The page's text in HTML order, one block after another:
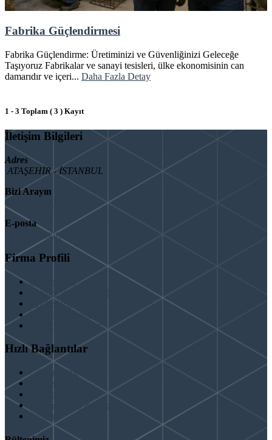
Fabrika Güçlendirmesi
Fabrika Güçlendirme: Üretiminizi ve Güvenliğinizi Geleceğe
Taşıyoruz Fabrikalar ve sanayi tesisleri, ülke ekonomisinin can
damarıdır ve içeri... Daha Fazla Detay
1 - 3 Toplam ( 3 ) Kayıt
İletişim Bilgileri
Adres
ATAŞEHİR - İSTANBUL
Bizi Arayın
E-posta
info@binaguclendir.com
Firma Profili
Hakkımızda
Hizmet Verdiğimiz Bölgeler
Paydaşlarımız
İş Birliği Teklifleri
Şartlar ve Koşullar
Hızlı Bağlantılar
Güçlendirme
Hizmetlerimiz
Test & Analiz & Rapor
İletişim